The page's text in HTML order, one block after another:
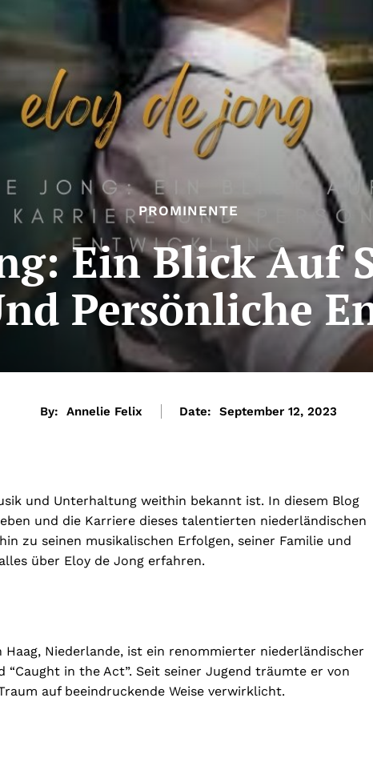
PROMINENTE
Ein Blick Auf
Persönliche
By: Annelie Felix Date: September 12, 2023
und Unterhaltung weithin bekannt ist. In diesem Blog
und die Karriere dieses talentierten niederländischen
zu seinen musikalischen Erfolgen, seiner Familie und
über Eloy de Jong erfahren.
Haag, Niederlande, ist ein renommierter niederländischer
in the Act”. Seit seiner Jugend träumte er von
auf beeindruckende Weise verwirklicht.